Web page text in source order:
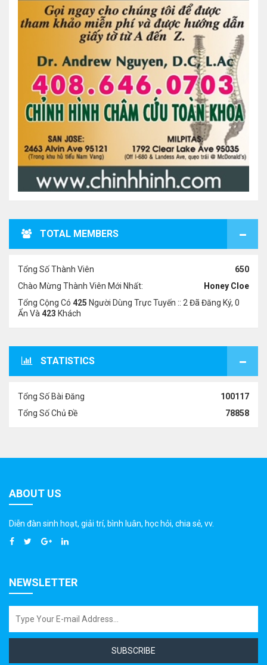
TOTAL MEMBERS
Tổng Số Thành Viên
650
Chào Mừng Thành Viên Mới Nhất:
Honey Cloe
Tổng Cộng Có 425 Người Dùng Trực Tuyến :: 2 Đã Đăng Ký, 0
Ẩn Và 423 Khách
STATISTICS
Tổng Số Bài Đăng
100117
Tổng Số Chủ Đề
78858
ABOUT US
Diễn đàn sinh hoạt, giải trí, bình luân, học hỏi, chia sẻ, vv.
NEWSLETTER
SUBSCRIBE